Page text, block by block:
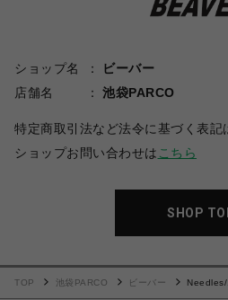
ショップ名
ビーバー
店舗名
池袋PARCO
特定商取引法など法令に基づく表記
ショップお問い合わせは こちら
SHOP
TOP 池袋PARCO ビーバー